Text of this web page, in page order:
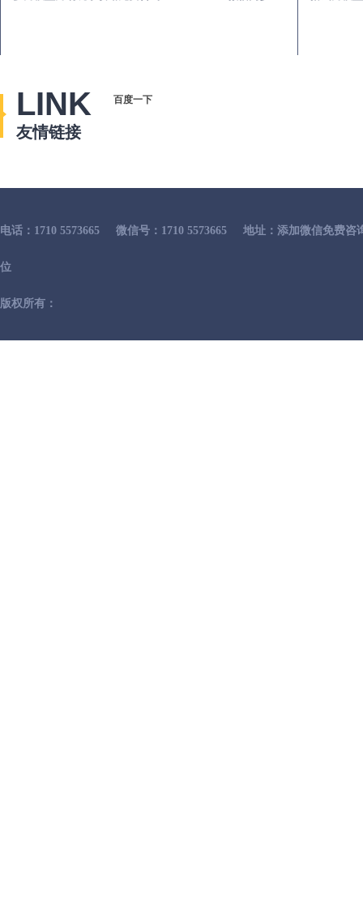
LINK
友情链接
百度一下
电话：1710 5573665 微信号：1710 5573665 地址：添加微信免费咨
位
版权所有：